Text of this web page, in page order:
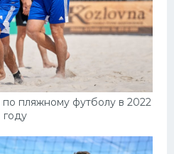
по пляжному футболу в 2022
году